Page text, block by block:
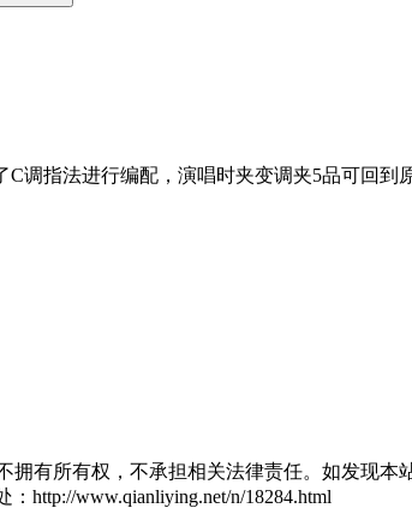
调指法进行编配，演唱时夹变调夹5品可回到
有所有权，不承担相关法律责任。如发现本
http://www.qianliying.net/n/18284.html